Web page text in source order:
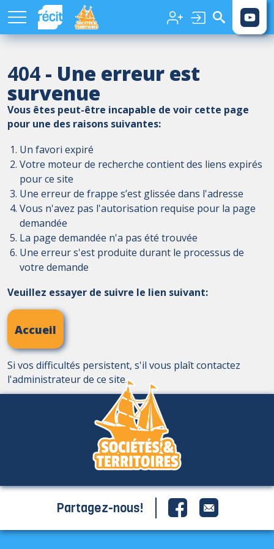
Aller au contenu principal
404 - Une erreur est
survenue
Vous êtes peut-être incapable de voir cette page
pour une des raisons suivantes:
Un favori expiré
Votre moteur de recherche contient des liens expirés
pour ce site
Une erreur de frappe s’est glissée dans l'adresse
Vous n'avez pas l'autorisation requise pour la page
demandée
La page demandée n'a pas été trouvée
Une erreur s'est produite durant le processus de
votre demande
Veuillez essayer de suivre le lien suivant:
Accueil
Si vos difficultés persistent, s'il vous plaît contactez
l'administrateur de ce site.
Partagez-nous!